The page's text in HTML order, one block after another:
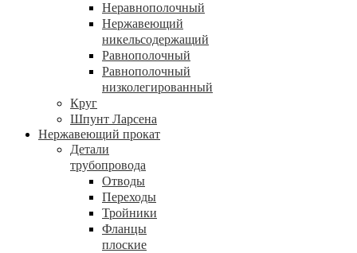
Неравнополочный
Нержавеющий
никельсодержащий
Равнополочный
Равнополочный
низколегированный
Круг
Шпунт Ларсена
Нержавеющий прокат
Детали
трубопровода
Отводы
Переходы
Тройники
Фланцы
плоские